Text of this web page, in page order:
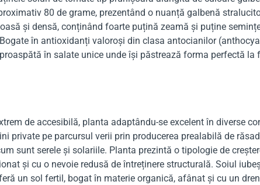
80 de grame, prezentând o nuanță galbenă
și densă, conținând foarte puțină zeamă și puține
în antioxidanți valoroși din clasa antocianilor
în salate unice unde își păstrează forma perfectă la
de accesibilă, planta adaptându-se excelent în diverse
private pe parcursul verii prin producerea prealabilă de
sunt serele și solariile. Planta prezintă o tipologie de
și cu o nevoie redusă de întreținere structurală. Soiul
un sol fertil, bogat în materie organică, afânat și cu un